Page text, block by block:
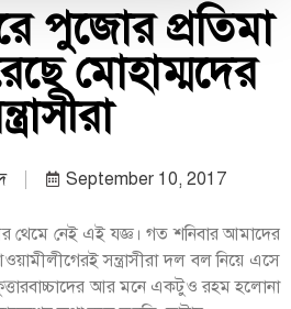
পুজোর প্রতিমা
মোহাম্মদের
September 10, 2017
থেমে নেই এই যজ্ঞ। গত শনিবার আমাদের
সন্ত্রাসীরা দল বল নিয়ে এসে
আর মনে একটুও রহম হলোনা